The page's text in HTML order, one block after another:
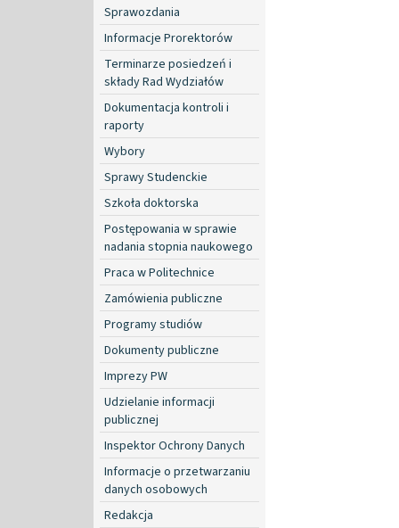
Sprawozdania
Informacje Prorektorów
Terminarze posiedzeń i
składy Rad Wydziałów
Dokumentacja kontroli i
raporty
Wybory
Sprawy Studenckie
Szkoła doktorska
Postępowania w sprawie
nadania stopnia naukowego
Praca w Politechnice
Zamówienia publiczne
Programy studiów
Dokumenty publiczne
Imprezy PW
Udzielanie informacji
publicznej
Inspektor Ochrony Danych
Informacje o przetwarzaniu
danych osobowych
Redakcja